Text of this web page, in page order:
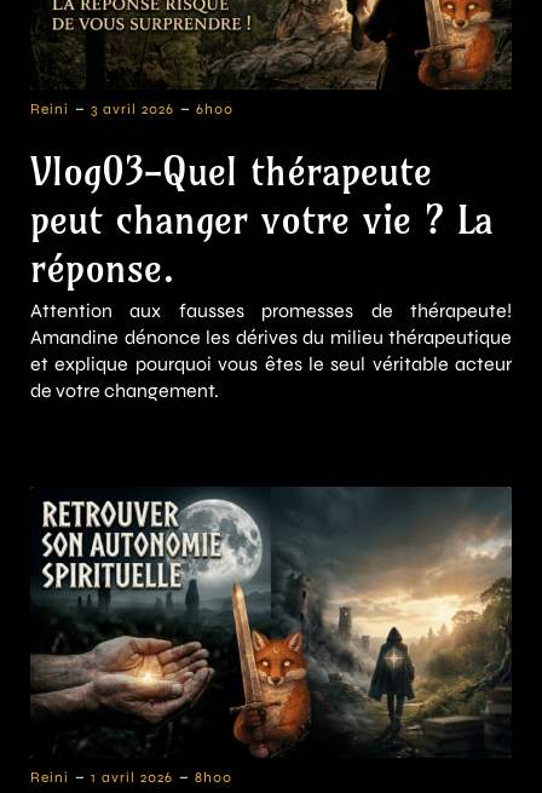
Reini - 3 avril 2026 - 6h00
Vlog03-Quel thérapeute
peut changer votre vie ? La
réponse.
Attention aux fausses promesses de thérapeute!
Amandine dénonce les dérives du milieu thérapeutique
et explique pourquoi vous êtes le seul véritable acteur
de votre changement.
Reini - 1 avril 2026 - 8h00